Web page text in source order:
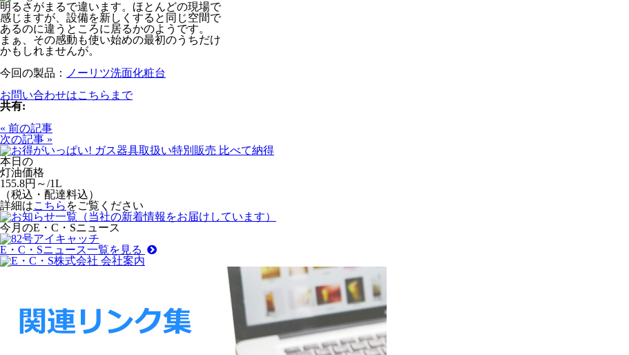
明るさがまるで違います。ほとんどの現場で
感じますが、設備を新しくすると同じ空間で
あるのに違うところに居るかのようです。
まぁ、その感動も使い始めの最初のうちだけ
かもしれませんが。
今回の製品：
ノーリツ洗面化粧台
お問い合わせはこちらまで
共有:
« 前の記事
次の記事 »
本日の
灯油価格
155.8円～/1L
（税込・配達料込）
詳細はこちら をご覧ください
今月のE・C・Sニュース
E・C・Sニュース一覧を見る